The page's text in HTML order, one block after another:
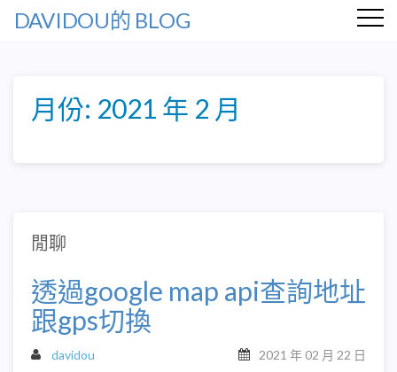
DAVIDOU的 BLOG
月份: 2021 年 2 月
閒聊
透過google map api查詢地址
跟gps切換
davidou 2021 年 02 月 22 日